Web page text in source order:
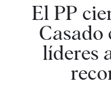
El PP
Casado
líderes